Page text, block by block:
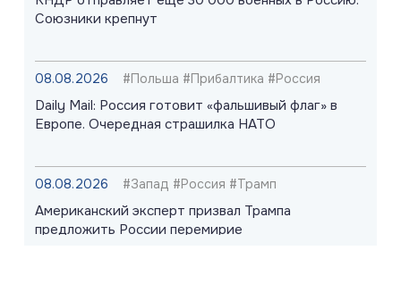
Союзники крепнут
08.08.2026 #Польша #Прибалтика #Россия
Daily Mail: Россия готовит «фальшивый флаг» в
Европе. Очередная страшилка НАТО
08.08.2026 #Запад #Россия #Трамп
Американский эксперт призвал Трампа
предложить России перемирие